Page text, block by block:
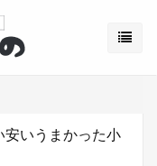
安いうまかった小